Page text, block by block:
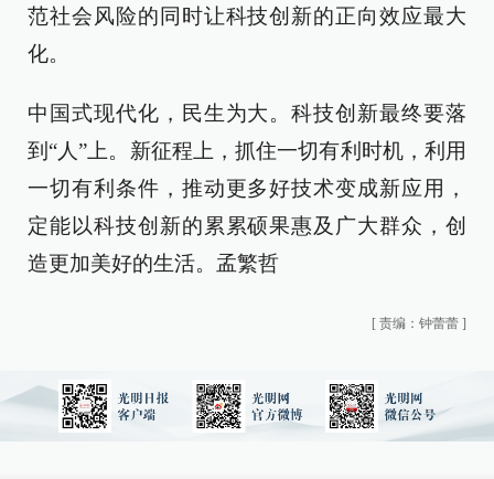
范社会风险的同时让科技创新的正向效应最大
化。
中国式现代化，民生为大。科技创新最终要落
到“人”上。新征程上，抓住一切有利时机，利用
一切有利条件，推动更多好技术变成新应用，
定能以科技创新的累累硕果惠及广大群众，创
造更加美好的生活。孟繁哲
[ 责编：钟蕾蕾 ]